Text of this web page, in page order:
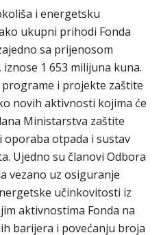
i energetsku
ukupni prihodi Fonda
sa prijenosom
1 653 milijuna kuna.
i projekte zaštite
novih aktivnosti kojima će
Ministarstva zaštite
otpada i sustav
Ujedno su članovi Odbora
vezano uz osiguranje
učinkovitosti iz
aktivnostima Fonda na
barijera i povećanju broja